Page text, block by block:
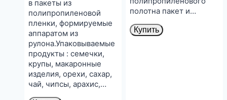
в пакеты из
полипропиленовой
пленки, формируемые
аппаратом из
рулона.Упаковываемые
продукты : семечки,
крупы, макаронные
изделия, орехи, сахар,
чай, чипсы, арахис,…
полотна пакет и…
Купить